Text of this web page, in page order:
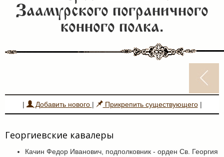
Заамурского пограничного
конного полка.
| Добавить нового | Прикрепить существующего|
Георгиевские кавалеры
Качин Федор Иванович, подполковник - орден Св. Георгия